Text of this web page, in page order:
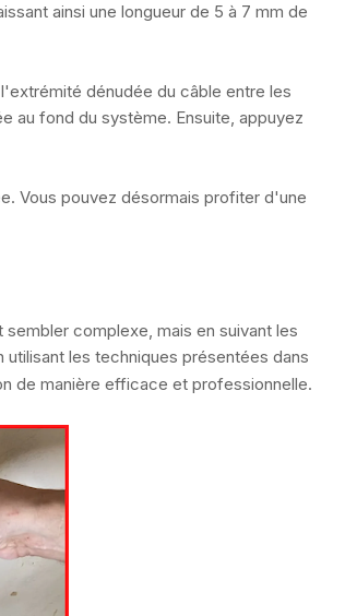
ainsi une longueur de 5 à 7 mm de
dénudée du câble entre les
au fond du système. Ensuite, appuyez
Vous pouvez désormais profiter d'une
complexe, mais en suivant les
les techniques présentées dans
de manière efficace et professionnelle.